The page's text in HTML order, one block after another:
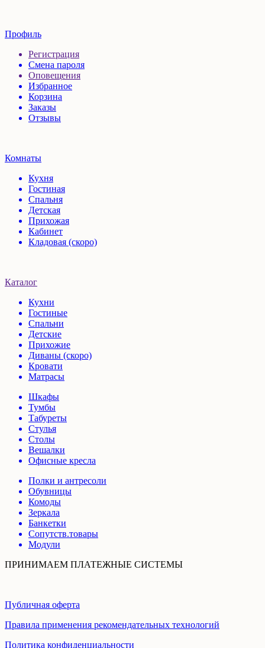
Профиль
Регистрация
Смена пароля
Оповещения
Избранное
Корзина
Заказы
Отзывы
Комнаты
Кухня
Гостиная
Спальня
Детская
Прихожая
Кабинет
Кладовая (скоро)
Каталог
Кухни
Гостиные
Спальни
Детские
Прихожие
Диваны (скоро)
Кровати
Матрасы
Шкафы
Тумбы
Табуреты
Стулья
Столы
Вешалки
Офисные кресла
Полки и антресоли
Обувницы
Комоды
Зеркала
Банкетки
Сопутств.товары
Модули
ПРИНИМАЕМ ПЛАТЕЖНЫЕ СИСТЕМЫ
Публичная оферта
Правила применения рекомендательных технологий
Политика конфиденциальности